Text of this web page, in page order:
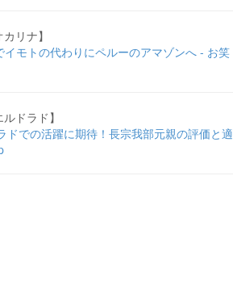
リナ】
モトの代わりにペルーのアマゾンへ - お笑
ドラド】
ドでの活躍に期待！長宗我部元親の評価と適